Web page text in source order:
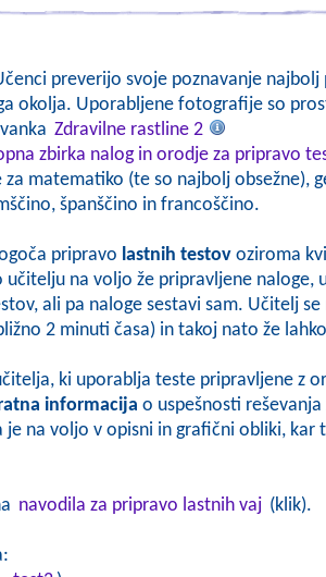
preverijo svoje poznavanje najbolj
okolja. Uporabljene fotografije so
Zdravilne rastline 2
zbirka nalog in orodje za pripravo
za matematiko (te so najbolj obsežne),
španščino in francoščino.
pripravo lastnih testovoziroma
učitelju na voljo že pripravljene naloge,
ali pa naloge sestavi sam. Učitelj
2 minuti časa) in takoj nato že
ki uporablja teste pripravljene z
informacija o uspešnosti reševanja
je na voljo v opisni in grafični obliki, kar
navodila za pripravo lastnih vaj (klik).